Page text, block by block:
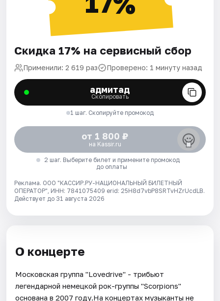
Скидка 17% на сервисный сбор
Применили: 2 619 раз Проверено: 1 минуту назад
адмитад
Скопировать
1 шаг. Скопируйте промокод
от 1 800 ₽
на Kassir.ru
2 шаг. Выберите билет и примените промокод
до оплаты
Реклама. ООО "КАССИР.РУ-НАЦИОНАЛЬНЫЙ БИЛЕТНЫЙ
ОПЕРАТОР", ИНН: 7841075409 erid: 25H8d7vbP8SRTvHZrUcdLB.
Действует до 31 августа 2026
О концерте
Московская группа "Lovedrive" - трибьют
легендарной немецкой рок-группы "Scorpions"
основана в 2007 году.На концертах музыканты не